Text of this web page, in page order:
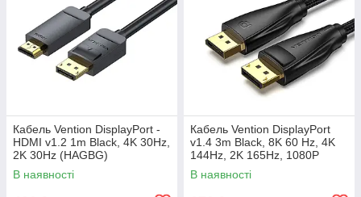
Кабель Vention DisplayPort -
HDMI v1.2 1m Black, 4K 30Hz,
2K 30Hz (HAGBG)
В наявності
Кабель Vention DisplayPort
v1.4 3m Black, 8K 60 Hz, 4K
144Hz, 2K 165Hz, 1080P
240Hz (HCCBI)
В наявності